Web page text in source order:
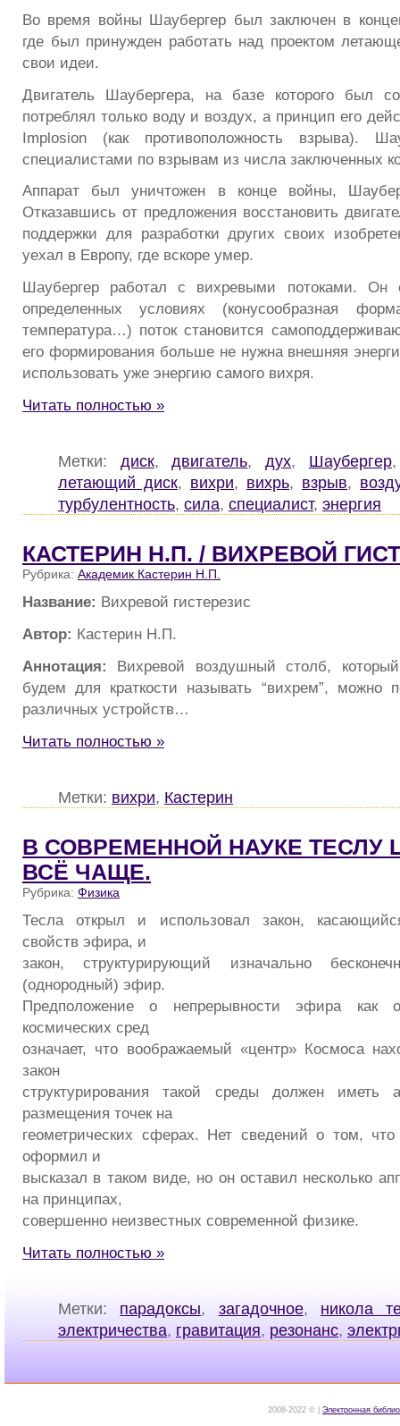
Во время войны Шаубергер был заключен в
где был принужден работать над проектом
свои идеи.
Двигатель Шаубергера, на базе которого был
потреблял только воду и воздух, а принцип его
Implosion (как противоположность взрыва).
специалистами по взрывам из числа заключенных
Аппарат был уничтожен в конце войны,
Отказавшись от предложения восстановить
поддержки для разработки других своих
уехал в Европу, где вскоре умер.
Шаубергер работал с вихревыми потоками. Он
определенных условиях (конусообразная
температура…) поток становится
его формирования больше не нужна внешняя
использовать уже энергию самого вихря.
Читать полностью »
Метки: диск,двигатель,дух, Шаубергер
летающий диск, вихри, вихрь, взрыв,
турбулентность, сила, специалист, энергия
КАСТЕРИН Н.П. / ВИХРЕВОЙ
Рубрика: Академик Кастерин Н.П.
Название: Вихревой гистерезис
Автор: Кастерин Н.П.
Аннотация: Вихревой воздушный столб,
будем для краткости называть “вихрем”, можно
различных устройств…
Читать полностью »
Метки: вихри, Кастерин
В СОВРЕМЕННОЙ НАУКЕ ТЕСЛУ
ВСЁ ЧАЩЕ.
Рубрика: Физика
Тесла открыл и использовал закон,
свойств эфира, и
закон, структурирующий изначально
(однородный) эфир.
Предположение о непрерывности эфира как
космических сред
означает, что воображаемый «центр» Космоса
закон
структурирования такой среды должен иметь
размещения точек на
геометрических сферах. Нет сведений о том,
оформил и
высказал в таком виде, но он оставил несколько
на принципах,
совершенно неизвестных современной физике.
Читать полностью »
Метки: парадоксы, загадочное, никола
электричества, гравитация, резонанс,
2008-2022 © | Электронная